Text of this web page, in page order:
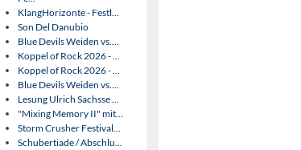
KlangHorizonte - Festl...
Son Del Danubio
Blue Devils Weiden vs....
Koppel of Rock 2026 - ...
Koppel of Rock 2026 - ...
Blue Devils Weiden vs....
Lesung Ulrich Sachsse ...
"Mixing Memory II" mit...
Storm Crusher Festival...
Schubertiade / Abschlu...